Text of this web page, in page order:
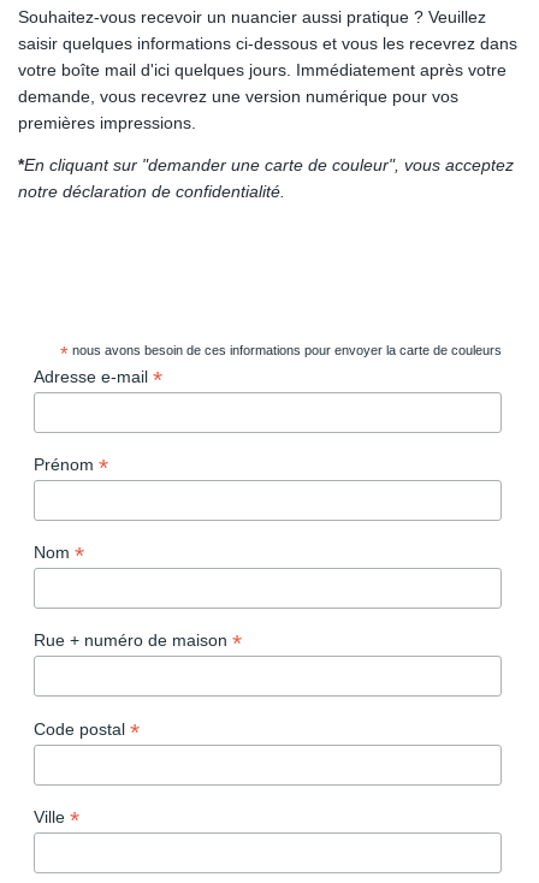
Souhaitez-vous recevoir un nuancier aussi pratique ? Veuillez
saisir quelques informations ci-dessous et vous les recevrez dans
votre boîte mail d'ici quelques jours. Immédiatement après votre
demande, vous recevrez une version numérique pour vos
premières impressions.
*En cliquant sur "demander une carte de couleur", vous acceptez
notre déclaration de confidentialité.
*nous avons besoin de ces informations pour envoyer la carte de couleurs
Adresse e-mail *
Prénom *
Nom *
Rue + numéro de maison *
Code postal *
Ville *